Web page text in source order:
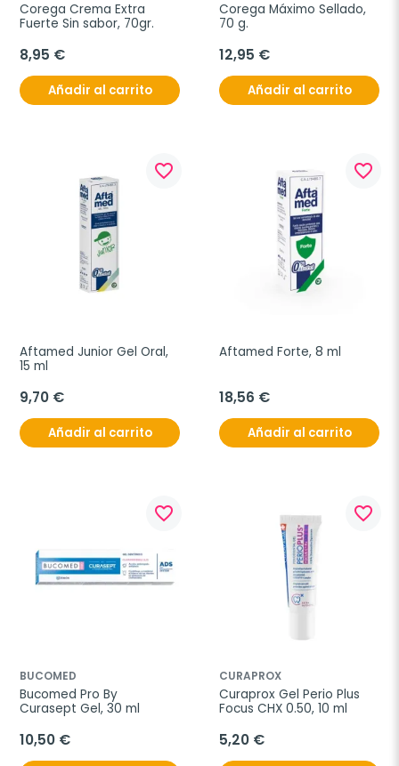
Corega Crema Extra
Fuerte Sin sabor, 70gr.
8,95 €
Añadir al carrito
Corega Máximo Sellado,
70 g.
12,95 €
Añadir al carrito
favorite_border
Aftamed Junior Gel Oral,
15 ml
9,70 €
Añadir al carrito
favorite_border
Aftamed Forte, 8 ml
18,56 €
Añadir al carrito
favorite_border
BUCOMED
Bucomed Pro By
Curasept Gel, 30 ml
10,50 €
favorite_border
CURAPROX
Curaprox Gel Perio Plus
Focus CHX 0.50, 10 ml
5,20 €